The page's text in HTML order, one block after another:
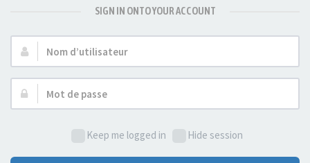
SIGN IN ONTO YOUR ACCOUNT
Nom
d’utilisateur :
Mot
de
Keep me logged in
Hide session